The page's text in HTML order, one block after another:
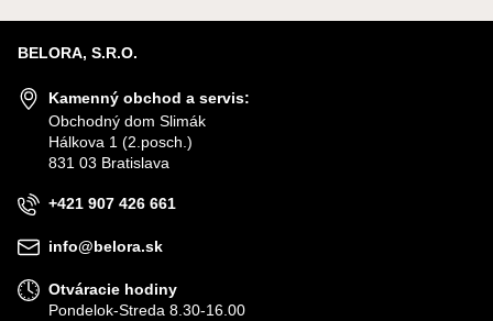
BELORA, S.R.O.
Kamenný obchod a servis:
Obchodný dom Slimák
Hálkova 1 (2.posch.)
831 03 Bratislava
+421 907 426 661
info@belora.sk
Otváracie hodiny
Pondelok-Streda 8.30-16.00